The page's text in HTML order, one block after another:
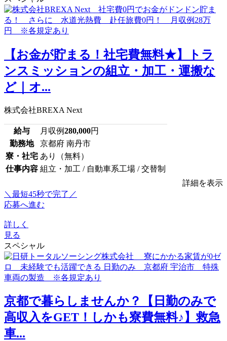
【お金が貯まる！社宅費無料★】トラ
ンスミッションの組立・加工・運搬な
ど｜オ...
株式会社BREXA Next
給与 月収例280,000円
勤務地
京都府 南丹市
寮・社宅 あり（無料）
仕事内容 組立・加工 / 自動車系工場 / 交替制
詳細を表示
＼最短45秒で完了／
応募へ進む
詳しく
見る
スペシャル
京都で暮らしませんか？【日勤のみで
高収入をGET！しかも寮費無料♪】救急
車...